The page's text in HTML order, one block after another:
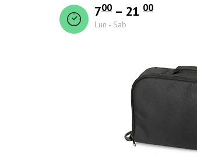
700 – 21 00
Lun - Sab